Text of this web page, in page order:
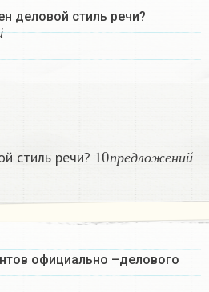
деловой стиль речи?
н ий
стиль речи? п р е дл о ж е н и й
10 д ий
официально –делового